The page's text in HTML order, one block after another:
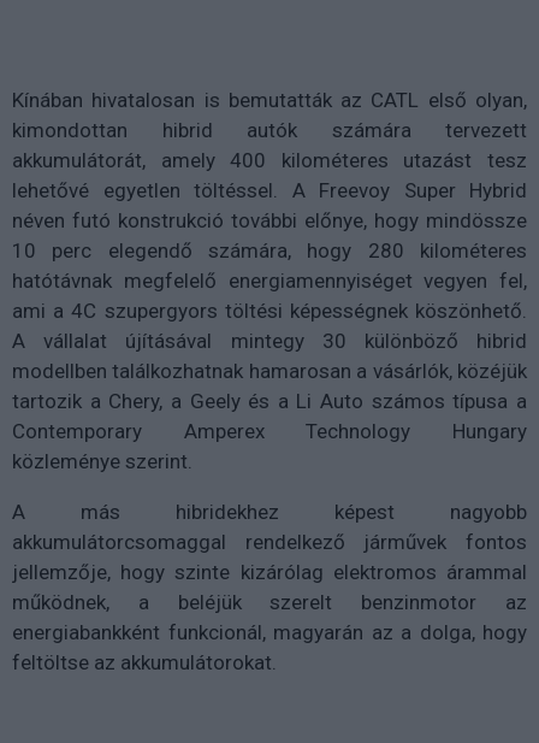
Kínában hivatalosan is bemutatták az CATL első olyan,
kimondottan hibrid autók számára tervezett
akkumulátorát, amely 400 kilométeres utazást tesz
lehetővé egyetlen töltéssel. A Freevoy Super Hybrid
néven futó konstrukció további előnye, hogy mindössze
10 perc elegendő számára, hogy 280 kilométeres
hatótávnak megfelelő energiamennyiséget vegyen fel,
ami a 4C szupergyors töltési képességnek köszönhető.
A vállalat újításával mintegy 30 különböző hibrid
modellben találkozhatnak hamarosan a vásárlók, közéjük
tartozik a Chery, a Geely és a Li Auto számos típusa a
Contemporary Amperex Technology Hungary
közleménye szerint.
A más hibridekhez képest nagyobb
akkumulátorcsomaggal rendelkező járművek fontos
jellemzője, hogy szinte kizárólag elektromos árammal
működnek, a beléjük szerelt benzinmotor az
energiabankként funkcionál, magyarán az a dolga, hogy
feltöltse az akkumulátorokat.